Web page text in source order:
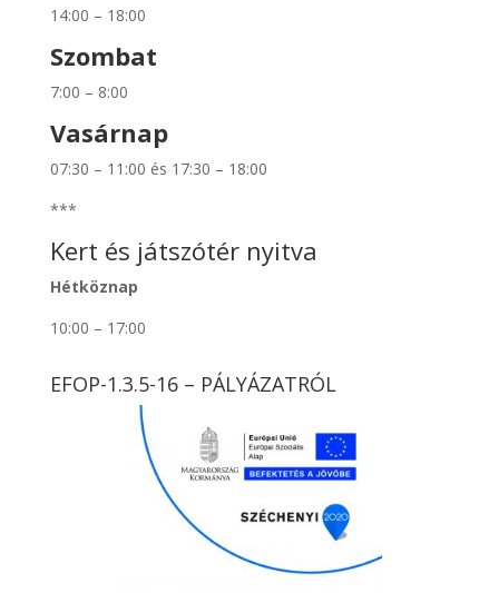
14:00 – 18:00
Szombat
7:00 – 8:00
Vasárnap
07:30 – 11:00 és 17:30 – 18:00
***
Kert és játszótér nyitva
Hétköznap
10:00 – 17:00
EFOP-1.3.5-16 – PÁLYÁZATRÓL